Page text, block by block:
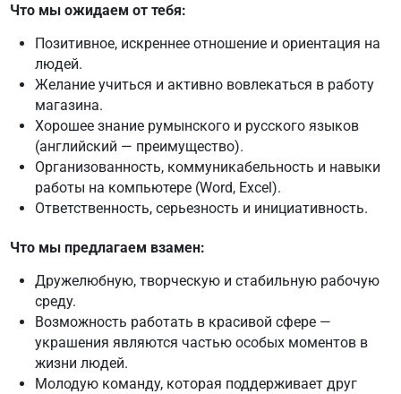
Что мы ожидаем от тебя:
Позитивное, искреннее отношение и ориентация на
людей.
Желание учиться и активно вовлекаться в работу
магазина.
Хорошее знание румынского и русского языков
(английский — преимущество).
Организованность, коммуникабельность и навыки
работы на компьютере (Word, Excel).
Ответственность, серьезность и инициативность.
Что мы предлагаем взамен:
Дружелюбную, творческую и стабильную рабочую
среду.
Возможность работать в красивой сфере —
украшения являются частью особых моментов в
жизни людей.
Молодую команду, которая поддерживает друг